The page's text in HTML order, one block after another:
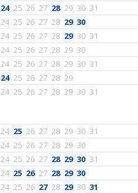
24 25 26 27 28 29 30 31
24 25 26 27 28 29 30
24 25 26 27 28 29 30 31
24 25 26 27 28 29 30
24 25 26 27 28 29 30 31
24 25 26 27 28 29
24 25 26 27 28 29 30 31
24 25 26 27 28 29 30 31
24 25 26 27 28 29 30
24 25 26 27 28 29 30 31
24 25 26 27 28 29 30
24 25 26 27 28 29 30 31